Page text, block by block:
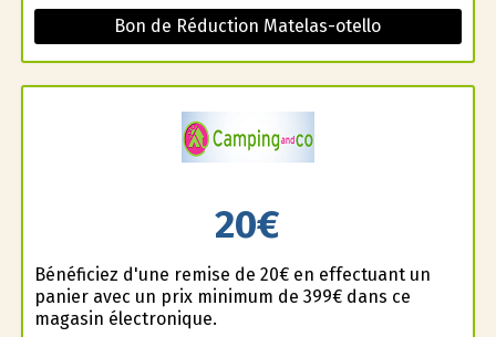
Bon de Réduction Matelas-otello
20€
Bénéficiez d'une remise de 20€ en effectuant un
panier avec un prix minimum de 399€ dans ce
magasin électronique.